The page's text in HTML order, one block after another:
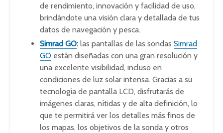
de rendimiento, innovación y facilidad de uso,
brindándote una visión clara y detallada de tus
datos de navegación y pesca.
Simrad GO: las pantallas de las sondas Simrad
GO están diseñadas con una gran resolución y
una excelente visibilidad, incluso en
condiciones de luz solar intensa. Gracias a su
tecnología de pantalla LCD, disfrutarás de
imágenes claras, nítidas y de alta definición, lo
que te permitirá ver los detalles más finos de
los mapas, los objetivos de la sonda y otros